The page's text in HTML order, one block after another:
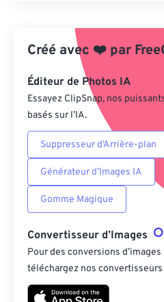
Appliquer à partir du
Enregistrer comme
Créé avec ❤️ par
Éditeur de Photos IA
Essayez ClipSnap, nos
basés sur l’IA.
Suppresseur d’Arrière-plan
Générateur d’Images IA
Gomme Magique
Convertisseur d’Images
Pour des conversions
téléchargez nos